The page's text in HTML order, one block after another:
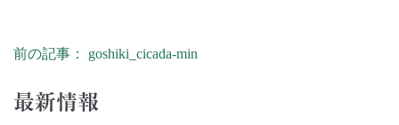
投稿ナビゲーション
前の記事： goshiki_cicada-min
最新情報